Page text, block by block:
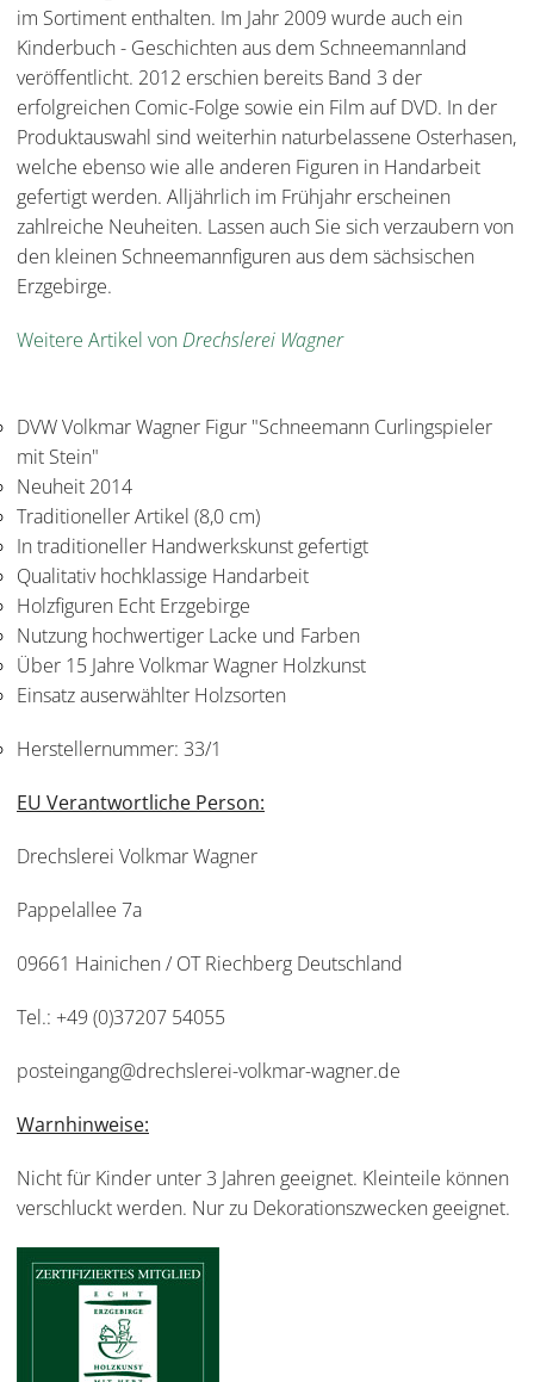
im Sortiment enthalten. Im Jahr 2009 wurde auch ein
Kinderbuch - Geschichten aus dem Schneemannland
veröffentlicht. 2012 erschien bereits Band 3 der
erfolgreichen Comic-Folge sowie ein Film auf DVD. In der
Produktauswahl sind weiterhin naturbelassene Osterhasen,
welche ebenso wie alle anderen Figuren in Handarbeit
gefertigt werden. Alljährlich im Frühjahr erscheinen
zahlreiche Neuheiten. Lassen auch Sie sich verzaubern von
den kleinen Schneemannfiguren aus dem sächsischen
Erzgebirge.
Weitere Artikel vonDrechslerei Wagner
DVW Volkmar Wagner Figur "Schneemann Curlingspieler
mit Stein"
Neuheit 2014
Traditioneller Artikel (8,0 cm)
In traditioneller Handwerkskunst gefertigt
Qualitativ hochklassige Handarbeit
Holzfiguren Echt Erzgebirge
Nutzung hochwertiger Lacke und Farben
Über 15 Jahre Volkmar Wagner Holzkunst
Einsatz auserwählter Holzsorten
Herstellernummer: 33/1
EU Verantwortliche Person:
Drechslerei Volkmar Wagner
Pappelallee 7a
09661 Hainichen / OT Riechberg Deutschland
Tel.: +49 (0)37207 54055
posteingang@drechslerei-volkmar-wagner.de
Warnhinweise:
Nicht für Kinder unter 3 Jahren geeignet. Kleinteile können
verschluckt werden. Nur zu Dekorationszwecken geeignet.